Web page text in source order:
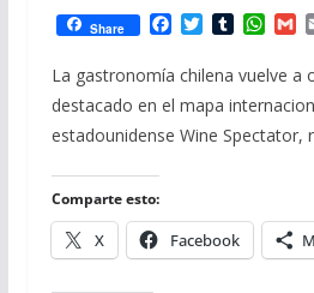
Share
F
c
e
b
o
T
i
t
t
e
T
m
b
l
r
W
a
t
s
A
G
a
i
l
La gastronomía chilena vuelve a
destacado en el mapa
estadounidense Wine Spectator,
Comparte esto:
X Facebook